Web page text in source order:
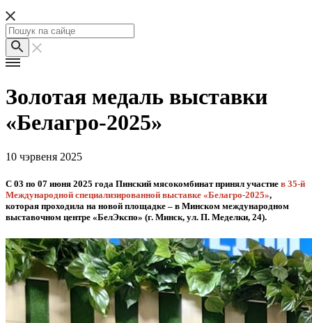
Золотая медаль выставки
«Белагро-2025»
10 чэрвеня 2025
С 03 по 07 июня 2025 года Пинский мясокомбинат принял участие в 35-й
Международной специализированной выставке «Белагро-2025»,
которая проходила на новой площадке – в Минском международном
выставочном центре «БелЭкспо» (г. Минск, ул. П. Меделки, 24).